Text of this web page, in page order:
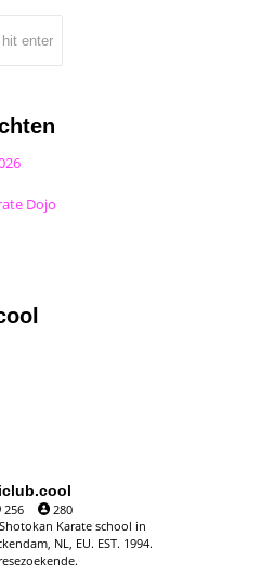
Dojo
256
280
Karate school in
NL, EU. EST. 1994.